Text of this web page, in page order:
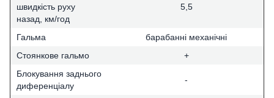
швидкість руху
назад, км/год
5,5
Гальма
барабанні механічні
Стоянкове гальмо
+
Блокування заднього
диференціалу
-